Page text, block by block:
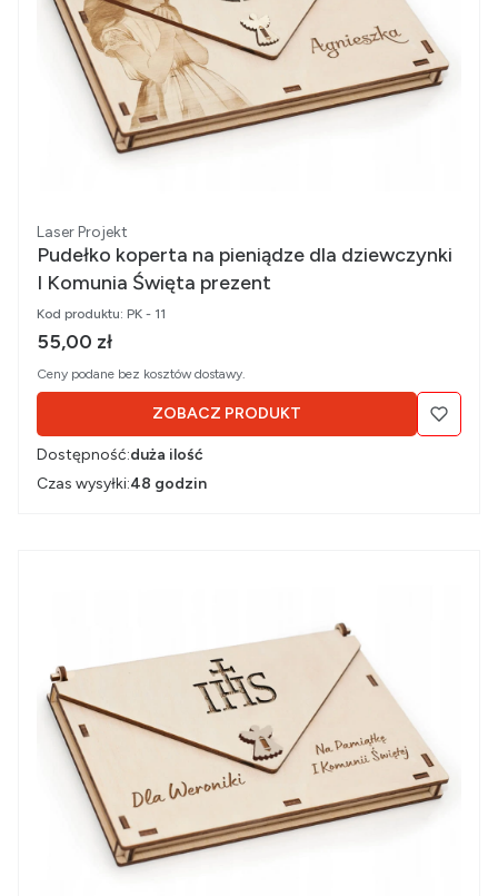
Producent
Laser Projekt
Pudełko koperta na pieniądze dla dziewczynki
I Komunia Święta prezent
Kod produktu: PK - 11
Cena brutto
55,00 zł
Ceny podane bez kosztów dostawy.
ZOBACZ PRODUKT
Dostępność:duża ilość
Czas wysyłki:48 godzin